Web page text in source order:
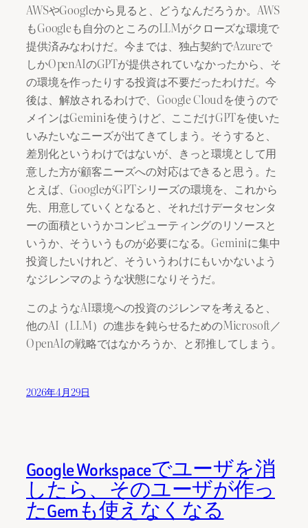
AWSやGoogleから見ると、どうなんだろうか。AWS
もGoogleも自分のところのLLMがクローズな環境で
提供済みなわけだ。今までは、独占契約でAzureで
しかOpenAIのGPTが提供されていなかったから、そ
の環境を作ったりする投資は不要だったわけだ。今
後は、解放されるわけで、Google Cloudを使うので
メインはGeminiを使うけど、ここだけGPTを使いた
いみたいなニーズが出てきてしまう。そうすると、
差別化というわけではないが、きっと環境として用
意した方が顧客ニーズへの対応はできると思う。た
とえば、GoogleがGPTシリーズの環境を、これから
先、用意していくとなると、それだけデータセンタ
ーの面積というかコンピューティングのリソースと
いうか、そういうものが必要になる。Geminiに集中
投資したいけれど、そういうわけにもいかないよう
なジレンマのような状態になりそうだ。
このようなAI環境への投資のジレンマを考えると、
他のAI（LLM）の進歩を鈍らせるためのMicrosoft／
OpenAIの戦略ではなかろうか、と邪推してしまう。
2026年4月29日
Google Workspaceでユーザを消
したら、そのユーザが作っ
たGemも使えなくなる